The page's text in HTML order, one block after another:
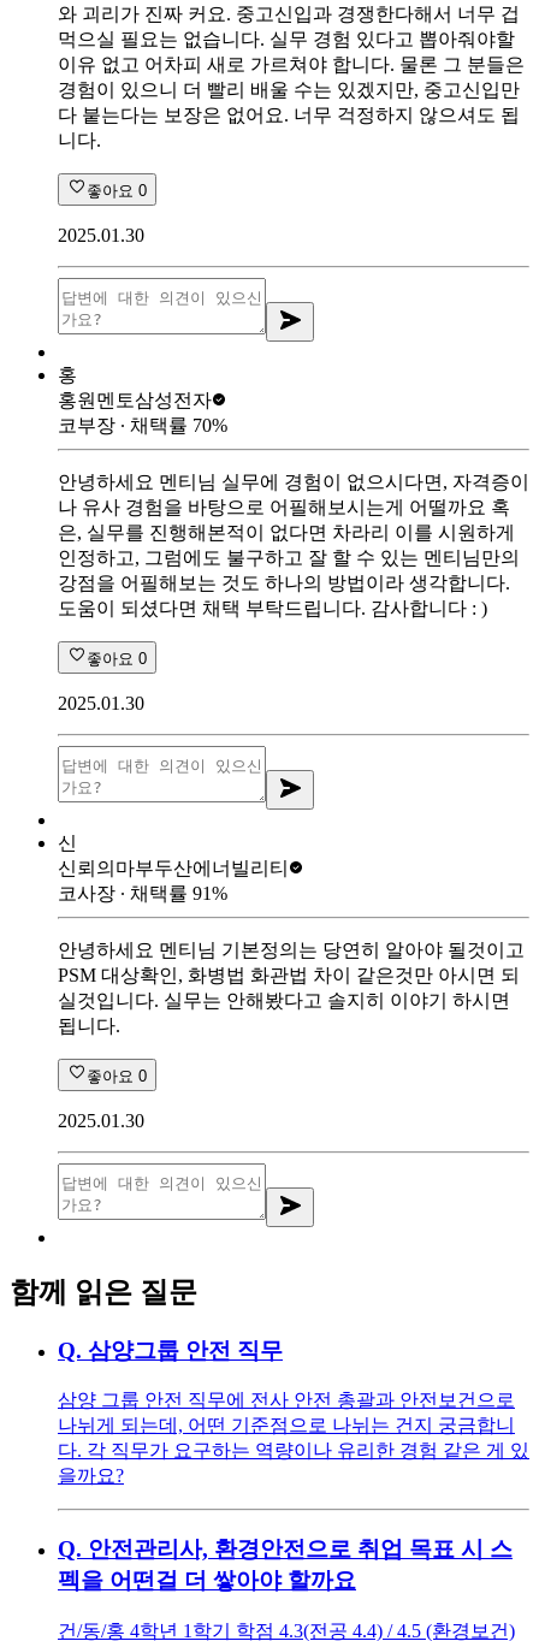
와 괴리가 진짜 커요. 중고신입과 경쟁한다해서 너무 겁
먹으실 필요는 없습니다. 실무 경험 있다고 뽑아줘야할
이유 없고 어차피 새로 가르쳐야 합니다. 물론 그 분들은
경험이 있으니 더 빨리 배울 수는 있겠지만, 중고신입만
다 붙는다는 보장은 없어요. 너무 걱정하지 않으셔도 됩
니다.
좋아요 0
2025.01.30
홍
홍원멘토삼성전자
코부장 ∙ 채택률 70%
안녕하세요 멘티님 실무에 경험이 없으시다면, 자격증이
나 유사 경험을 바탕으로 어필해보시는게 어떨까요 혹
은, 실무를 진행해본적이 없다면 차라리 이를 시원하게
인정하고, 그럼에도 불구하고 잘 할 수 있는 멘티님만의
강점을 어필해보는 것도 하나의 방법이라 생각합니다.
도움이 되셨다면 채택 부탁드립니다. 감사합니다 : )
좋아요 0
2025.01.30
신
신뢰의마부두산에너빌리티
코사장 ∙ 채택률 91%
안녕하세요 멘티님 기본정의는 당연히 알아야 될것이고
PSM 대상확인, 화병법 화관법 차이 같은것만 아시면 되
실것입니다. 실무는 안해봤다고 솔지히 이야기 하시면
됩니다.
좋아요 0
2025.01.30
함께 읽은 질문
Q. 삼양그룹 안전 직무
삼양 그룹 안전 직무에 전사 안전 총괄과 안전보건으로
나뉘게 되는데, 어떤 기준점으로 나뉘는 건지 궁금합니
다. 각 직무가 요구하는 역량이나 유리한 경험 같은 게 있
을까요?
Q. 안전관리사, 환경안전으로 취업 목표 시 스
펙을 어떤걸 더 쌓아야 할까요
건/동/홍 4학년 1학기 학점 4.3(전공 4.4) / 4.5 (환경보건)